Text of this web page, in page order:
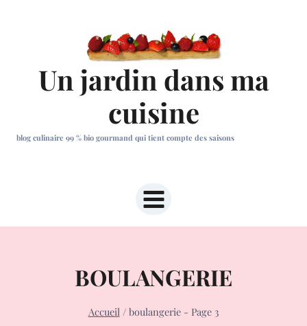
Un jardin dans ma
cuisine
blog culinaire 99 % bio gourmand qui tient compte des saisons
BOULANGERIE
Accueil / boulangerie- Page 3